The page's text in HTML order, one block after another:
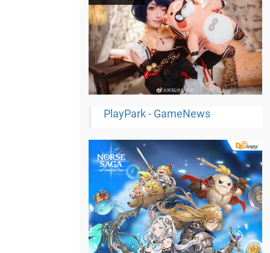
PlayPark - GameNews